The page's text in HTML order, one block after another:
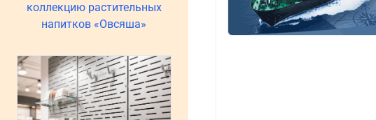
коллекцию растительных
напитков «Овсяша»